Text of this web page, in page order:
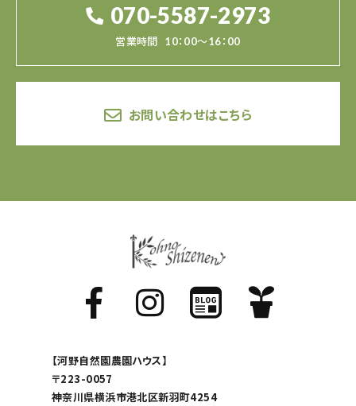
070-5587-2973
営業時間 10：00～16：00
お問い合わせはこちら
【河野自然園農園ハウス】
〒223-0057
神奈川県横浜市港北区新羽町4254